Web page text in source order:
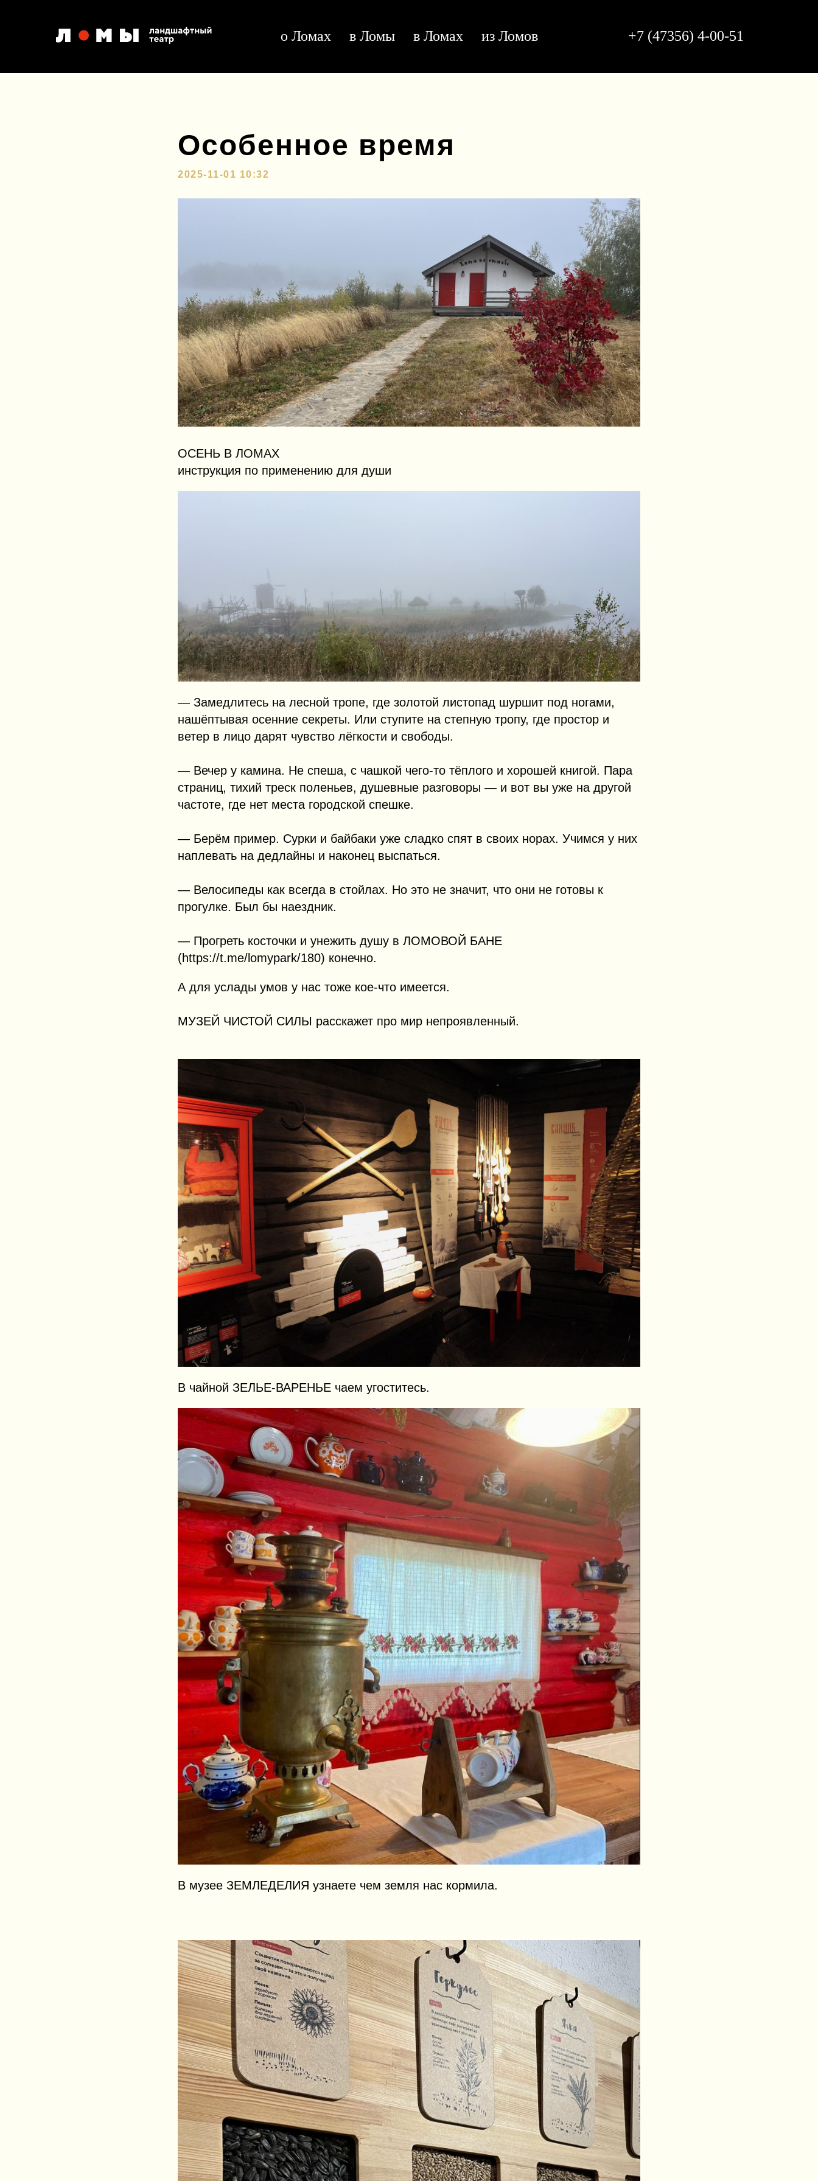
о Ломах в Ломы в Ломах из Ломов +7 (47356) 4-00-51
Особенное время
2025-11-01 10:32
ОСЕНЬ В ЛОМАХ
инструкция по применению для души
— Замедлитесь на лесной тропе, где золотой листопад шуршит под ногами,
нашёптывая осенние секреты. Или ступите на степную тропу, где простор и
ветер в лицо дарят чувство лёгкости и свободы.
— Вечер у камина. Не спеша, с чашкой чего-то тёплого и хорошей книгой. Пара
страниц, тихий треск поленьев, душевные разговоры — и вот вы уже на другой
частоте, где нет места городской спешке.
— Берём пример. Сурки и байбаки уже сладко спят в своих норах. Учимся у них
наплевать на дедлайны и наконец выспаться.
— Велосипеды как всегда в стойлах. Но это не значит, что они не готовы к
прогулке. Был бы наездник.
— Прогреть косточки и унежить душу в ЛОМОВОЙ БАНЕ
(https://t.me/lomypark/180) конечно.
А для услады умов у нас тоже кое-что имеется.
МУЗЕЙ ЧИСТОЙ СИЛЫ расскажет про мир непроявленный.
В чайной ЗЕЛЬЕ-ВАРЕНЬЕ чаем угоститесь.
В музее ЗЕМЛЕДЕЛИЯ узнаете чем земля нас кормила.